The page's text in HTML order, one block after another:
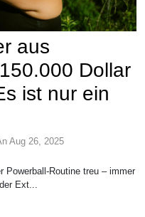
aus
Dollar
ist nur ein
Aug 26, 2025
Routine treu – immer
Ext...